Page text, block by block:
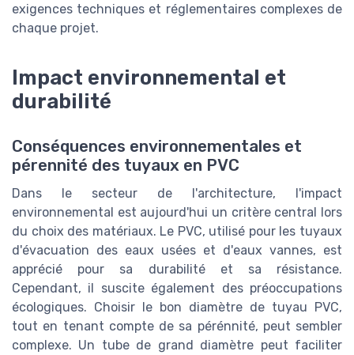
exigences techniques et réglementaires complexes de
chaque projet.
Impact environnemental et
durabilité
Conséquences environnementales et
pérennité des tuyaux en PVC
Dans le secteur de l'architecture, l'impact
environnemental est aujourd'hui un critère central lors
du choix des matériaux. Le PVC, utilisé pour les tuyaux
d'évacuation des eaux usées et d'eaux vannes, est
apprécié pour sa durabilité et sa résistance.
Cependant, il suscite également des préoccupations
écologiques. Choisir le bon diamètre de tuyau PVC,
tout en tenant compte de sa pérénnité, peut sembler
complexe. Un tube de grand diamètre peut faciliter